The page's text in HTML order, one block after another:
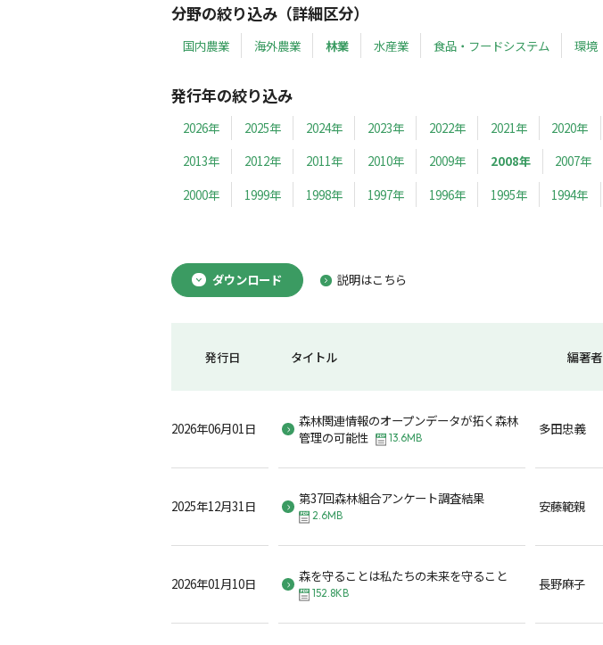
分野の絞り込み（詳細区分）
国内農業 海外農業 林業 水産業 食品・フードシステム 環境
発行年の絞り込み
2026年 2025年 2024年 2023年 2022年 2021年 2020年
2013年
2012年 2011年 2010年 2009年 2008年 2007年
2000年
1999年 1998年 1997年 1996年 1995年 1994年
ダウンロード 説明はこちら
発行日 タイトル 編著者
2026年06月01日
森林関連情報のオープンデータが拓く森林
管理の可能性
13.6MB
多田忠義
2025年12月31日 第37回森林組合アンケート調査結果
2.6MB
安藤範親
2026年01月10日 森を守ることは私たちの未来を守ること
152.8KB
長野麻子